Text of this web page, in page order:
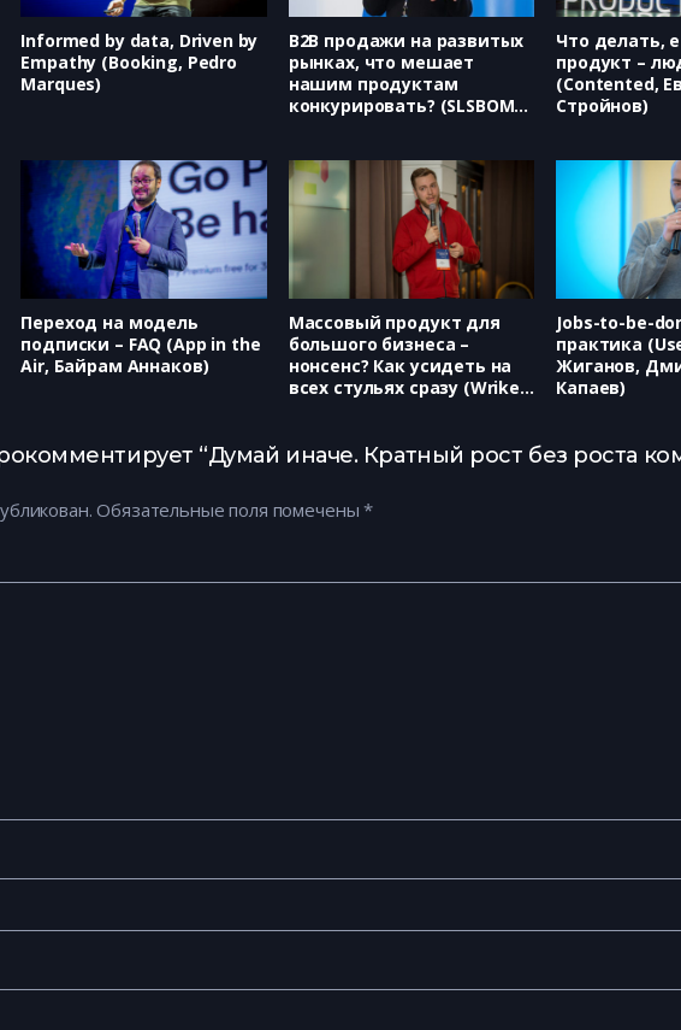
Informed by data, Driven by
Empathy (Booking, Pedro
Marques)
B2B продажи на развитых
рынках, что мешает
нашим продуктам
конкурировать? (SLSBOMB,
Что делать,
продукт –
(Contented,
Стройнов)
Переход на модель
подписки – FAQ (App in the
Air, Байрам Аннаков)
Массовый продукт для
большого бизнеса –
нонсенс? Как усидеть на
всех стульях сразу (Wrike,
Jobs-to-be-
практика
Жиганов,
Капаев)
“Думай иначе. Кратный рост без роста
Обязательные поля помечены*